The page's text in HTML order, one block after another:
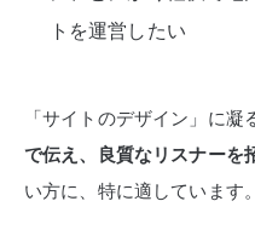
トを運営したい
「サイトのデザイン」に凝
で伝え、良質なリスナーを
い方に、特に適しています。